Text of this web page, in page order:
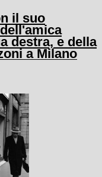
il suo
destra, e della
a Milano